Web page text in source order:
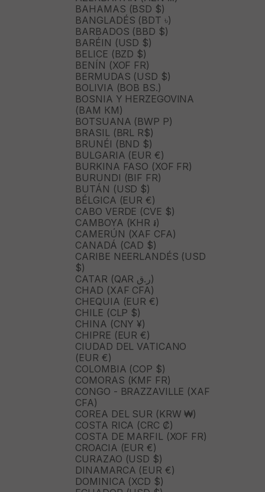
BAHAMAS (BSD $)
BANGLADÉS (BDT ৳)
BARBADOS (BBD $)
BARÉIN (USD $)
BELICE (BZD $)
BENÍN (XOF FR)
BERMUDAS (USD $)
BOLIVIA (BOB BS.)
BOSNIA Y HERZEGOVINA
(BAM КМ)
BOTSUANA (BWP P)
BRASIL (BRL R$)
BRUNÉI (BND $)
BULGARIA (EUR €)
BURKINA FASO (XOF FR)
BURUNDI (BIF FR)
BUTÁN (USD $)
BÉLGICA (EUR €)
CABO VERDE (CVE $)
CAMBOYA (KHR ៛)
CAMERÚN (XAF CFA)
CANADÁ (CAD $)
CARIBE NEERLANDÉS (USD
$)
CATAR (QAR ر.ق)
CHAD (XAF CFA)
CHEQUIA (EUR €)
CHILE (CLP $)
CHINA (CNY ¥)
CHIPRE (EUR €)
CIUDAD DEL VATICANO
(EUR €)
COLOMBIA (COP $)
COMORAS (KMF FR)
CONGO - BRAZZAVILLE (XAF
CFA)
COREA DEL SUR (KRW ₩)
COSTA RICA (CRC ₡)
COSTA DE MARFIL (XOF FR)
CROACIA (EUR €)
CURAZAO (USD $)
DINAMARCA (EUR €)
DOMINICA (XCD $)